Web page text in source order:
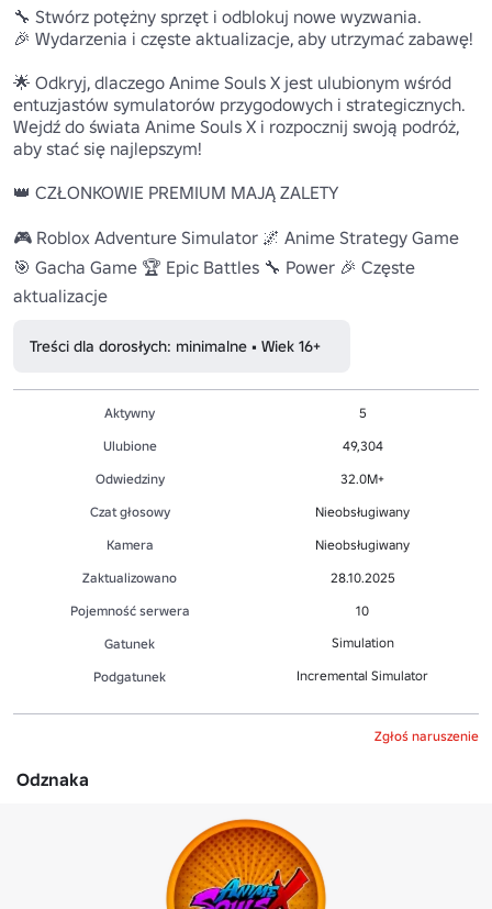
🔧 Stwórz potężny sprzęt i odblokuj nowe wyzwania.
🎉 Wydarzenia i częste aktualizacje, aby utrzymać zabawę!
🌟 Odkryj, dlaczego Anime Souls X jest ulubionym wśród
entuzjastów symulatorów przygodowych i strategicznych.
Wejdź do świata Anime Souls X i rozpocznij swoją podróż,
aby stać się najlepszym!
👑 CZŁONKOWIE PREMIUM MAJĄ ZALETY
🎮 Roblox Adventure Simulator 🌌 Anime Strategy Game
🎯 Gacha Game 🏆 Epic Battles 🔧 Power 🎉 Częste
aktualizacje
Treści dla dorosłych: minimalne • Wiek 16+
Aktywny
5
Ulubione
49,304
Odwiedziny
32.0M+
Czat głosowy
Nieobsługiwany
Kamera
Nieobsługiwany
Zaktualizowano
28.10.2025
Pojemność serwera
10
Gatunek
Simulation
Podgatunek Incremental Simulator
Zgłoś naruszenie
Odznaka